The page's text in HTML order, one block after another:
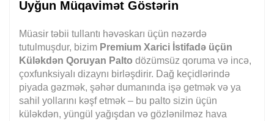
Uyğun Müqavimət Göstərin
Müasir təbii tullantı həvəskarı üçün nəzərdə
tutulmuşdur, bizim Premium Xarici İstifadə üçün
Küləkdən Qoruyan Palto dözümsüz qoruma və incə,
çoxfunksiyalı dizaynı birləşdirir. Dağ keçidlərində
piyada gəzmək, şəhər dumanında işə getmək və ya
sahil yollarını kəşf etmək – bu palto sizin üçün
küləkdən, yüngül yağışdan və gözlənilməz hava